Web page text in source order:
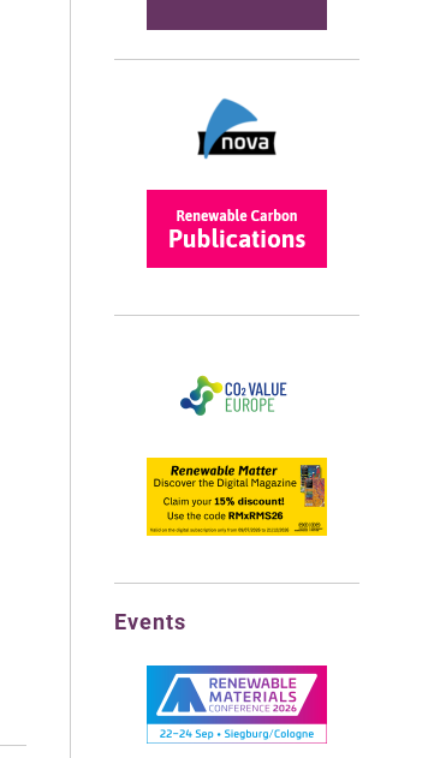
Events